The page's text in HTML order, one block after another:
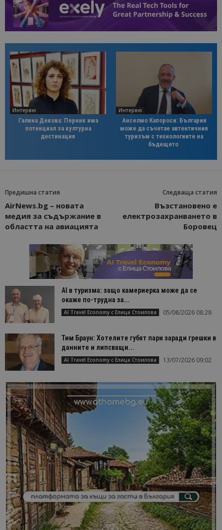
Интервю
Галина Декова: Перник има
потенциал за културна
дестинация
Интервю
Анселмо Капороси: България
може да съчетае автентичния
туризъм с технологиите на
бъдещето
Предишна статия
AirNews.bg – новата
медия за съдържание в
областта на авиацията
Следваща статия
Възстановено е
електрозахранването в
Боровец
AI в туризма: защо камериерка може да се
окаже по-трудна за...
AI Travel Economy с Елица Стоилова 05/08/2026 08:28
Тим Браун: Хотелите губят пари заради грешки в
данните и липсващи...
AI Travel Economy с Елица Стоилова 13/07/2026 09:02